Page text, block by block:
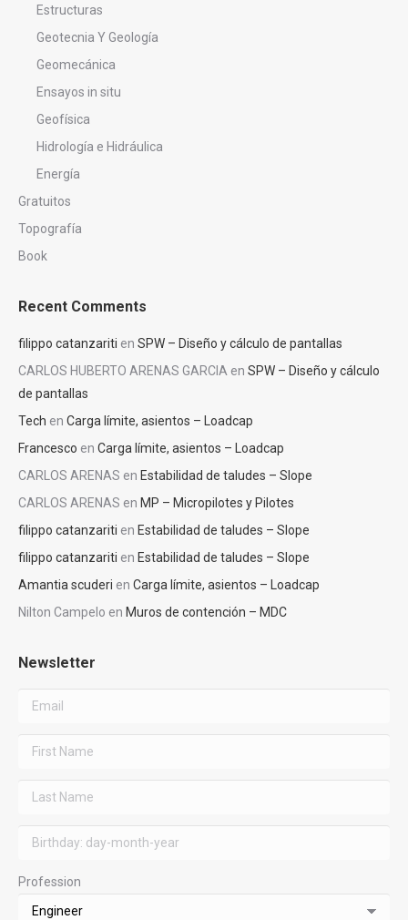
Estructuras
Geotecnia Y Geología
Geomecánica
Ensayos in situ
Geofísica
Hidrología e Hidráulica
Energía
Gratuitos
Topografía
Book
Recent Comments
filippo catanzariti en SPW – Diseño y cálculo de pantallas
CARLOS HUBERTO ARENAS GARCIA en SPW – Diseño y cálculo
de pantallas
Tech en Carga límite, asientos – Loadcap
Francesco en Carga límite, asientos – Loadcap
CARLOS ARENAS en Estabilidad de taludes – Slope
CARLOS ARENAS en MP – Micropilotes y Pilotes
filippo catanzariti en Estabilidad de taludes – Slope
filippo catanzariti en Estabilidad de taludes – Slope
Amantia scuderi en Carga límite, asientos – Loadcap
Nilton Campelo en Muros de contención – MDC
Newsletter
Profession